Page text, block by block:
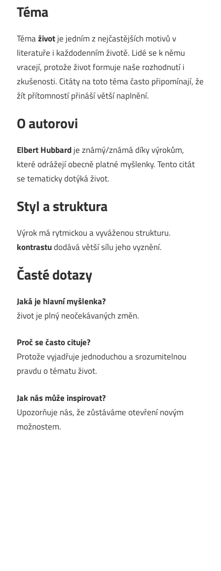
Téma
Témaživotje jedním z nejčastějších motivů v
literatuře i každodenním životě. Lidé se k němu
vracejí, protože život formuje naše rozhodnutí i
zkušenosti. Citáty na toto téma často připomínají, že
žít přítomností přináší větší naplnění.
O autorovi
Elbert Hubbardje známý/známá díky výrokům,
které odrážejí obecně platné myšlenky. Tento citát
se tematicky dotýká život.
Styl a struktura
Výrok má rytmickou a vyváženou strukturu.
kontrastudodává větší sílu jeho vyznění.
Časté dotazy
Jaká je hlavní myšlenka?
život je plný neočekávaných změn.
Proč se často cituje?
Protože vyjadřuje jednoduchou a srozumitelnou
pravdu o tématu život.
Jak nás může inspirovat?
Upozorňuje nás, že zůstáváme otevření novým
možnostem.